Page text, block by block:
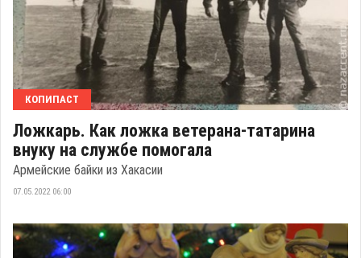
КОПИПАСТ
Ложкарь. Как ложка ветерана-татарина
внуку на службе помогала
Армейские байки из Хакасии
07.05.2022 06:00